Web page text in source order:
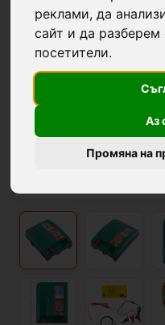
реклами, да
сайт и да
посетители.
Аз
Промяна на